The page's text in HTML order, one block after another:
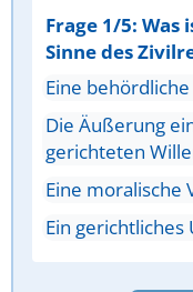
Frage 1/5:
Sinne des
Eine
Die Äußerung
gerichteten
Eine moralische
Ein gerichtliches